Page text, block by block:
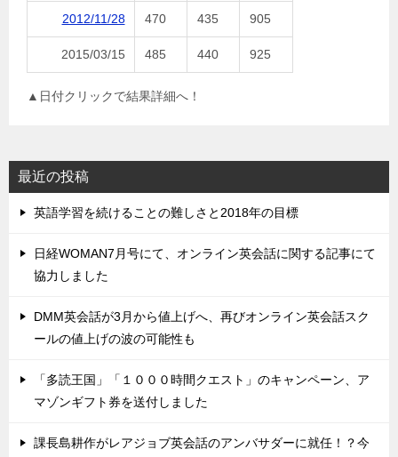
2012/11/28 470 435 905
2015/03/15 485 440 925
▲日付クリックで結果詳細へ！
最近の投稿
英語学習を続けることの難しさと2018年の目標
日経WOMAN7月号にて、オンライン英会話に関する記事にて
協力しました
DMM英会話が3月から値上げへ、再びオンライン英会話スク
ールの値上げの波の可能性も
「多読王国」「１０００時間クエスト」のキャンペーン、ア
マゾンギフト券を送付しました
課長島耕作がレアジョブ英会話のアンバサダーに就任！？今